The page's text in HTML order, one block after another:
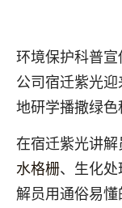
环境保护科普
公司宿迁紫光
地研学播撒绿色
在宿迁紫光讲
水格栅、生化
解员用通俗易